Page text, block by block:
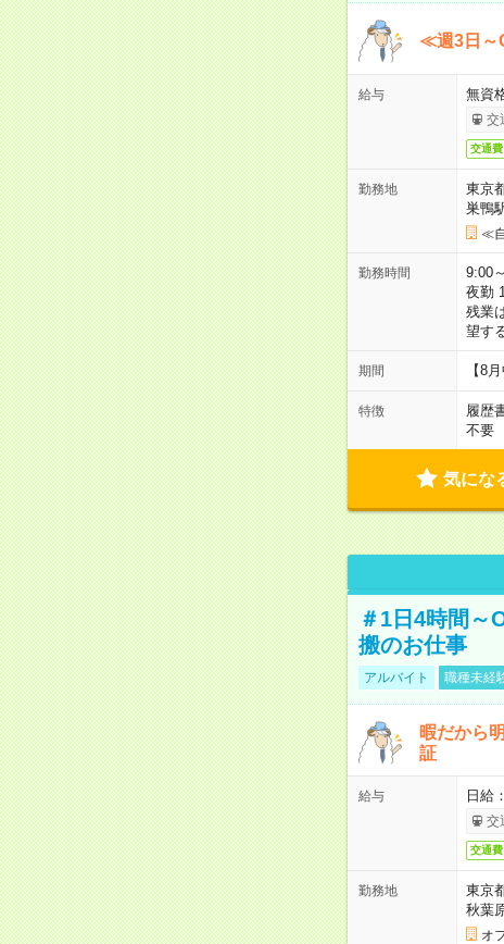
≪週3日～
給与 無資
交
交通費
勤務地
東京
巣鴨
≪
勤務時間
9:00
夜勤
残業
望す
期間 【8
特徴 履歴
不要
気にな
＃1日4時間～
搬のお仕事
アルバイト 職種未経
暇だから
証
給与 日給
交
交通費
勤務地
東京
秋葉
オ